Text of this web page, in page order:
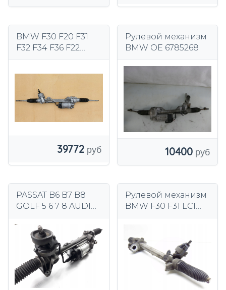
BMW F30 F20 F31
F32 F34 F36 F22
39772
Рулевой механизм
BMW OE 6785268
10400
PASSAT B6 B7 B8
GOLF 5 6 7 8 AUDI
ШЕСТЕРНЯ
ШЕСТЕРНЯ
ТРАНСМИССИЯ
Рулевой механизм
BMW F30 F31 LCI